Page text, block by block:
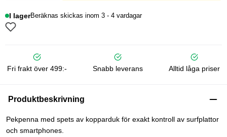
I lagerBeräknas skickas inom 3 - 4 vardagar
Fri frakt över 499:- Snabb leverans Alltid låga priser
Produktbeskrivning
Pekpenna med spets av kopparduk för exakt kontroll av surfplattor
och smartphones.